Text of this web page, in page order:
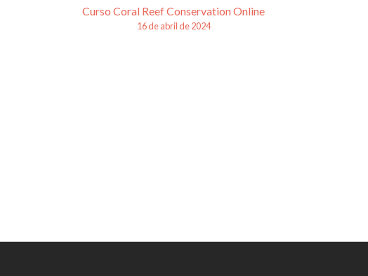
Navegação
Curso Coral Reef Conservation Online
16 de abril de 2024